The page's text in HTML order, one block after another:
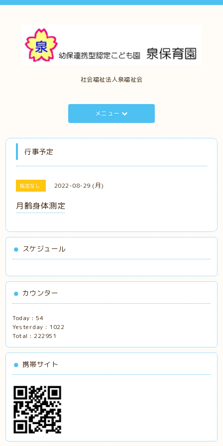
社会福祉法人泉福祉会
メニュー
行事予定
指定なし 2022-08-29 (月)
月齢身体測定
スケジュール
カウンター
Today :54
Yesterday : 1022
Total :222951
携帯サイト